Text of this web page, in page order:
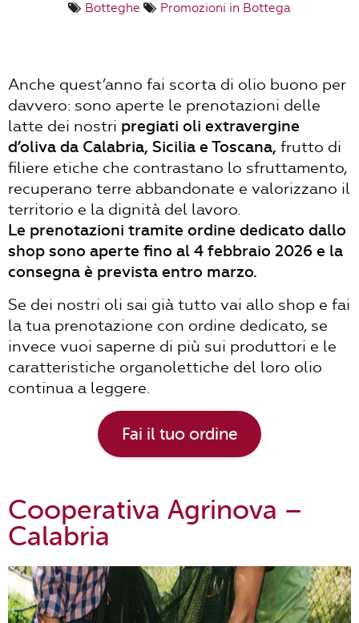
Botteghe Promozioni in Bottega
Anche quest’anno fai scorta di olio buono per
davvero: sono aperte le prenotazioni delle
latte dei nostri pregiati oli extravergine
d’oliva da Calabria, Sicilia e Toscana, frutto di
filiere etiche che contrastano lo sfruttamento,
recuperano terre abbandonate e valorizzano il
territorio e la dignità del lavoro.
Le prenotazioni tramite ordine dedicato dallo
shop sono aperte fino al 4 febbraio 2026 e la
consegna è prevista entro marzo.
Se dei nostri oli sai già tutto vai allo shop e fai
la tua prenotazione con ordine dedicato, se
invece vuoi saperne di più sui produttori e le
caratteristiche organolettiche del loro olio
continua a leggere.
Fai il tuo ordine
Cooperativa Agrinova –
Calabria